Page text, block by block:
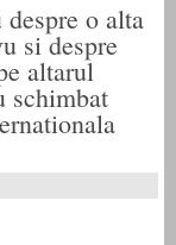
o alta
si despre
altarul
schimbat